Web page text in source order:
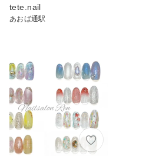
tete.nail
あおば通駅